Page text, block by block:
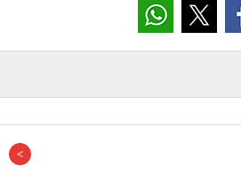
يقوم بزيارة رسمية إلى الجزائر في
الجزائرية-التونسية،